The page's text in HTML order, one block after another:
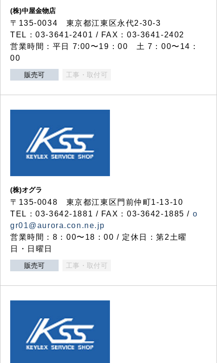
(株)中屋金物店
〒135-0034 東京都江東区永代2-30-3
TEL：03-3641-2401 / FAX：03-3641-2402
営業時間：平日 7:00〜19：00 土 7：00〜14：
00
販売可 工事・取付可
(株)オグラ
〒135-0048 東京都江東区門前仲町1-13-10
TEL：03-3642-1881 / FAX：03-3642-1885 / o
gr01@aurora.con.ne.jp
営業時間：8：00〜18：00 / 定休日：第2土曜
日・日曜日
販売可 工事・取付可